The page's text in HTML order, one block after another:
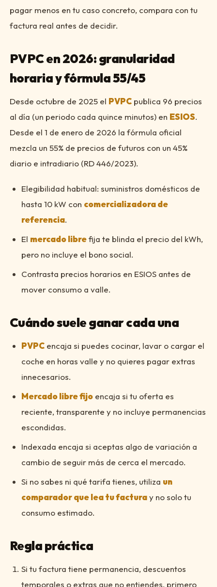
pagar menos en tu caso concreto, compara con tu
factura real antes de decidir.
PVPC en 2026: granularidad
horaria y fórmula 55/45
Desde octubre de 2025 el PVPC publica 96 precios
al día (un periodo cada quince minutos) en ESIOS.
Desde el 1 de enero de 2026 la fórmula oficial
mezcla un 55% de precios de futuros con un 45%
diario e intradiario (RD 446/2023).
Elegibilidad habitual: suministros domésticos de
hasta 10 kW con comercializadora de
referencia.
El mercado librefija te blinda el precio del kWh,
pero no incluye el bono social.
Contrasta precios horarios en ESIOS antes de
mover consumo a valle.
Cuándo suele ganar cada una
PVPC encaja si puedes cocinar, lavar o cargar el
coche en horas valle y no quieres pagar extras
innecesarios.
Mercado libre fijo encaja si tu oferta es
reciente, transparente y no incluye permanencias
escondidas.
Indexada encaja si aceptas algo de variación a
cambio de seguir más de cerca el mercado.
Si no sabes ni qué tarifa tienes, utiliza un
comparador que lea tu facturay no solo tu
consumo estimado.
Regla práctica
Si tu factura tiene permanencia, descuentos
temporales o extras que no entiendes, primero